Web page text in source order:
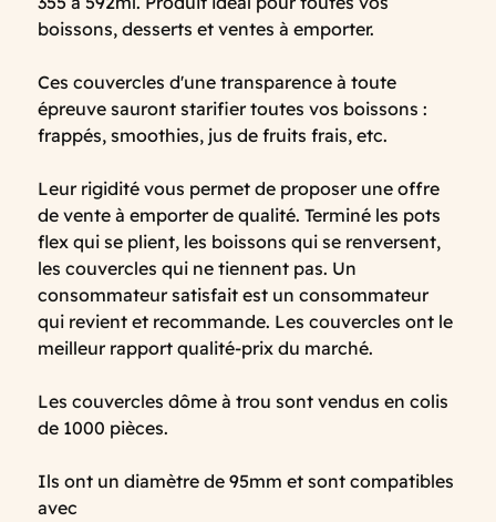
boissons, desserts et ventes à emporter.
Ces couvercles d'une transparence à toute
épreuve sauront starifier toutes vos boissons :
frappés, smoothies, jus de fruits frais, etc.
Leur rigidité vous permet de proposer une offre
de vente à emporter de qualité. Terminé les pots
flex qui se plient, les boissons qui se renversent,
les couvercles qui ne tiennent pas. Un
consommateur satisfait est un consommateur
qui revient et recommande. Les couvercles ont le
meilleur rapport qualité-prix du marché.
Les couvercles dôme à trou sont vendus en colis
de 1000 pièces.
Ils ont un diamètre de 95mm et sont compatibles
avec